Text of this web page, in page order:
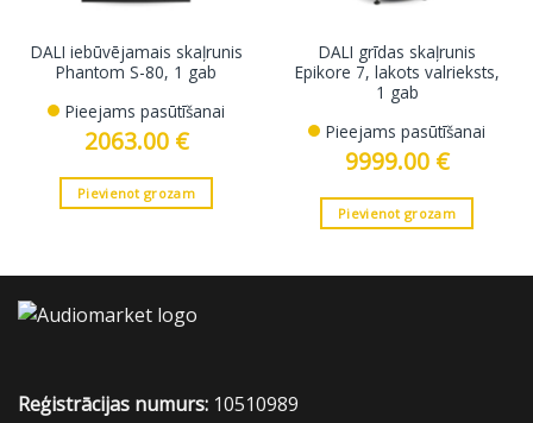
DALI iebūvējamais skaļrunis
Phantom S-80, 1 gab
Pieejams pasūtīšanai
2063.00 €
Pievienot grozam
DALI grīdas skaļrunis
Epikore 7, lakots valrieksts,
1 gab
Pieejams pasūtīšanai
9999.00 €
Pievienot grozam
Reģistrācijas numurs: 10510989